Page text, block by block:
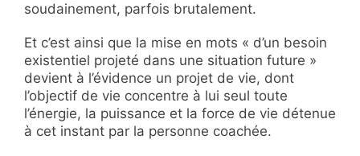
soudainement, parfois brutalement.
Et c’est ainsi que la mise en mots « d’un besoin
existentiel projeté dans une situation future »
devient à l’évidence un projet de vie, dont
l’objectif de vie concentre à lui seul toute
l’énergie, la puissance et la force de vie détenue
à cet instant par la personne coachée.